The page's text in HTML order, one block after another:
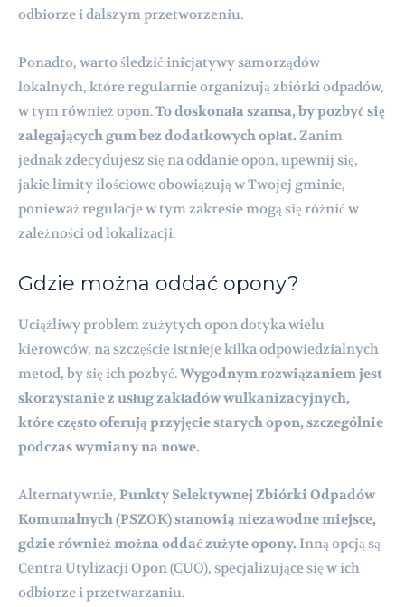
odbiorze i dalszym przetworzeniu.
Ponadto, warto śledzić inicjatywy samorządów
lokalnych, które regularnie organizują zbiórki odpadów,
w tym również opon.To doskonała szansa, by pozbyć się
zalegających gum bez dodatkowych opłat. Zanim
jednak zdecydujesz się na oddanie opon, upewnij się,
jakie limity ilościowe obowiązują w Twojej gminie,
ponieważ regulacje w tym zakresie mogą się różnić w
zależności od lokalizacji.
Gdzie można oddać opony?
Uciążliwy problem zużytych opon dotyka wielu
kierowców, na szczęście istnieje kilka odpowiedzialnych
metod, by się ich pozbyć.Wygodnym rozwiązaniem jest
skorzystanie z usług zakładów wulkanizacyjnych,
które często oferują przyjęcie starych opon, szczególnie
podczas wymiany na nowe.
Alternatywnie, Punkty Selektywnej Zbiórki Odpadów
Komunalnych (PSZOK) stanowią niezawodne miejsce,
gdzie również można oddać zużyte opony. Inną opcją są
Centra Utylizacji Opon (CUO), specjalizujące się w ich
odbiorze i przetwarzaniu.